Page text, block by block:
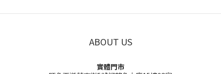
ABOUT US
實體門市